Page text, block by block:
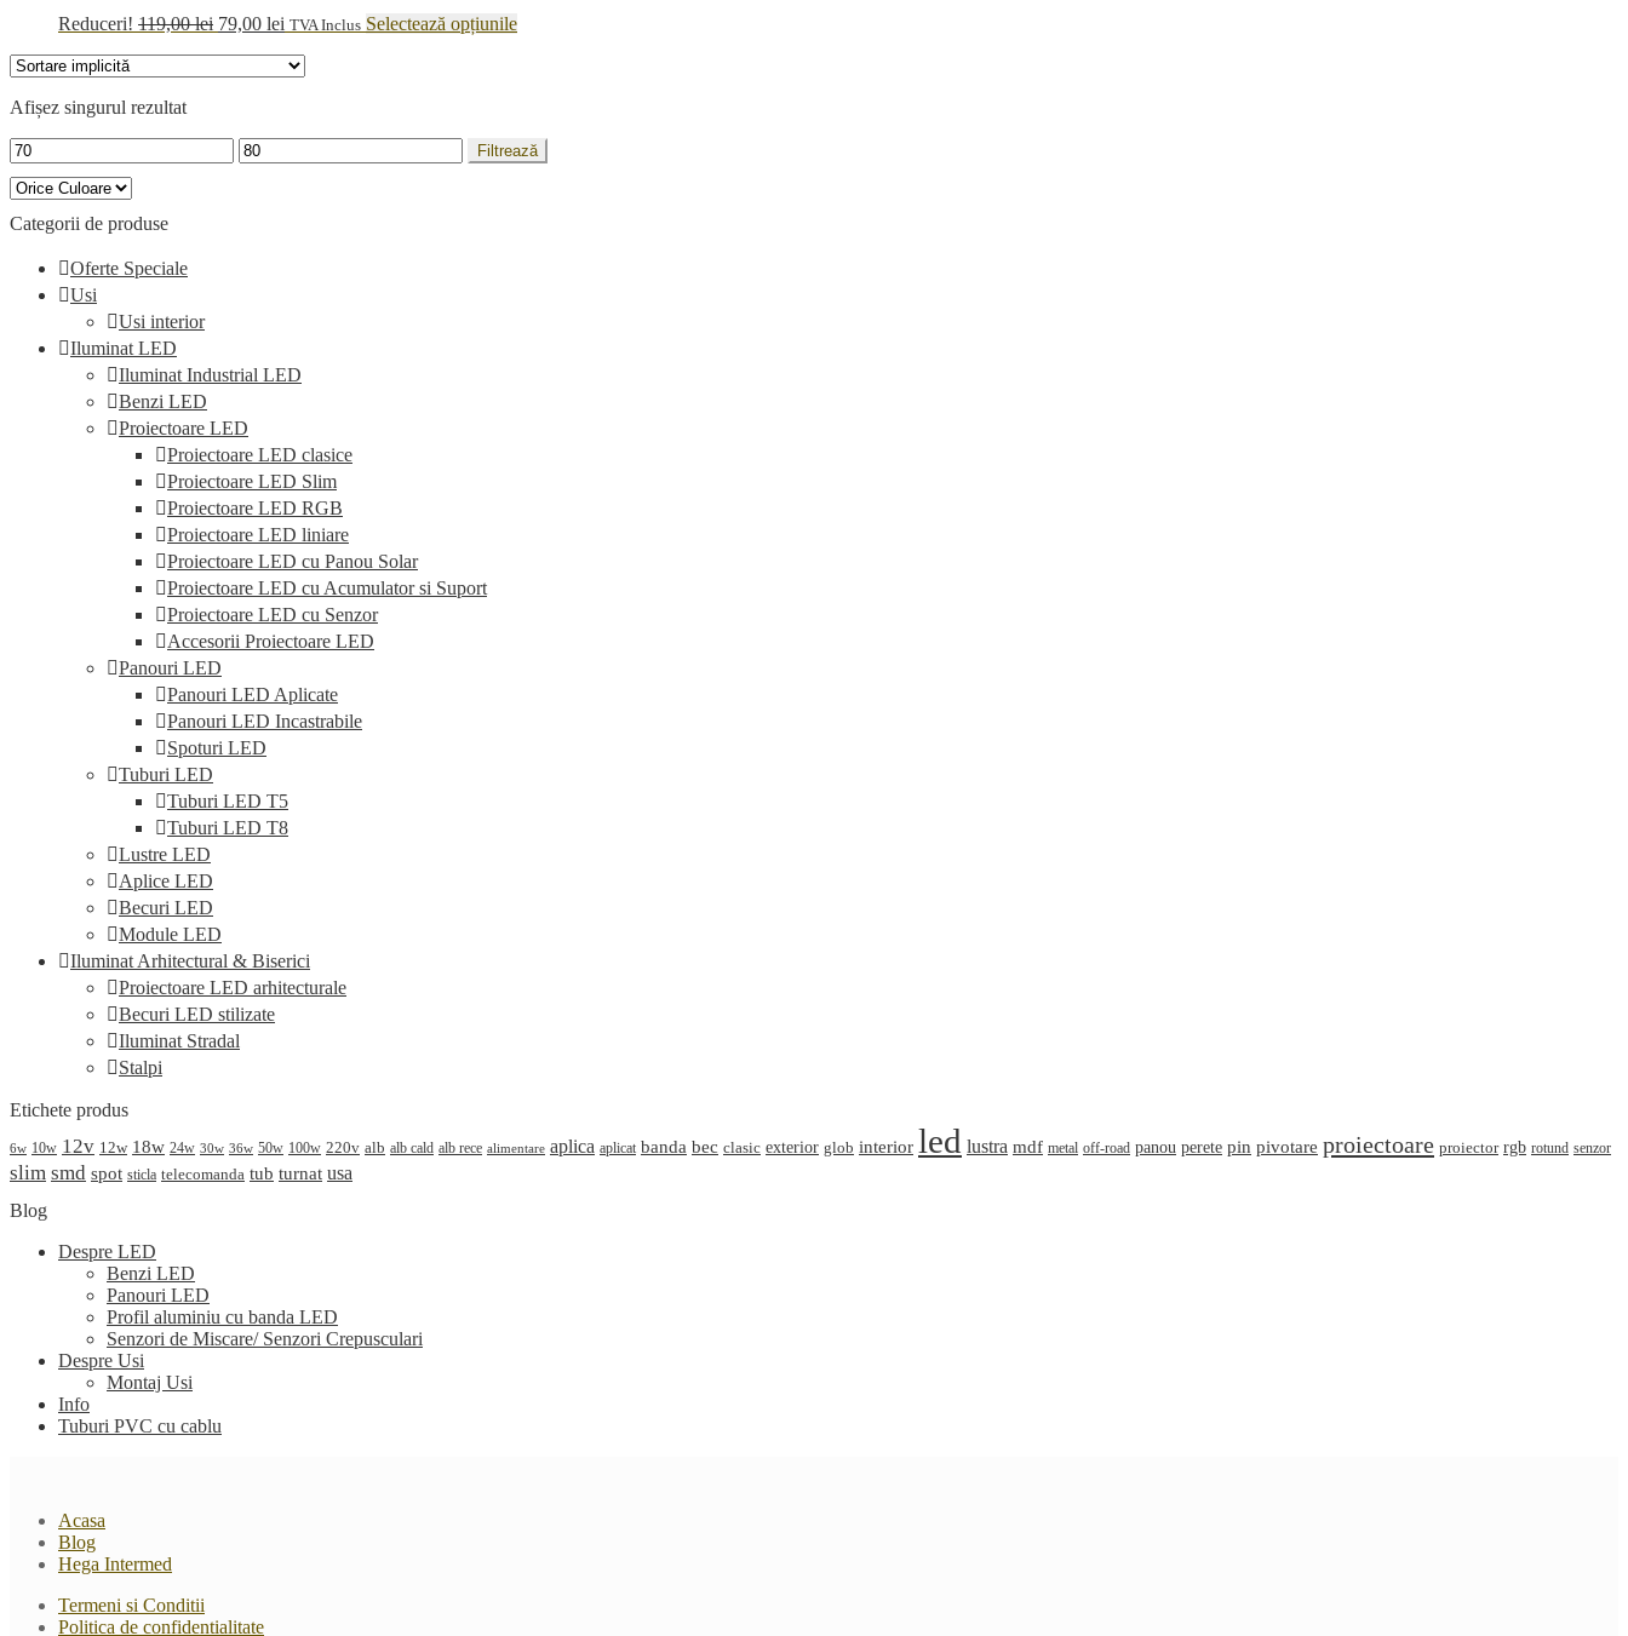
Reduceri! 119,00lei Prețul
79,00 lei Prețul
este:
TVA Inclus Selectează opțiunileAcest
Opțiunile
Afișez singurul rezultat
Preț
minim
Preț
maxim
Filtrează
Categorii de produse
Oferte Speciale
Usi
Usi interior
Iluminat LED
Iluminat Industrial LED
Benzi LED
Proiectoare LED
Proiectoare LED clasice
Proiectoare LED Slim
Proiectoare LED RGB
Proiectoare LED liniare
Proiectoare LED cu Panou Solar
Proiectoare LED cu Acumulator si Suport
Proiectoare LED cu Senzor
Accesorii Proiectoare LED
Panouri LED
Panouri LED Aplicate
Panouri LED Incastrabile
Spoturi LED
Tuburi LED
Tuburi LED T5
Tuburi LED T8
Lustre LED
Aplice LED
Becuri LED
Module LED
Iluminat Arhitectural & Biserici
Proiectoare LED arhitecturale
Becuri LED stilizate
Iluminat Stradal
Stalpi
Etichete produs
6w 10w 12v 12w 18w 24w 30w 36w 50w 100w 220v alb alb cald alb rece alimentare aplica aplicat banda bec clasic exterior glob interior led lustra mdf metal off-road panou perete pin pivotare proiectoare proiector rgb rotund senzor
slim smd spot sticla telecomanda tub turnat usa
Blog
Despre LED
Benzi LED
Panouri LED
Profil aluminiu cu banda LED
Senzori de Miscare/ Senzori Crepusculari
Despre Usi
Montaj Usi
Info
Tuburi PVC cu cablu
Acasa
Blog
Hega Intermed
Termeni si Conditii
Politica de confidentialitate